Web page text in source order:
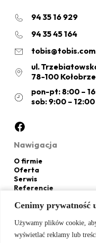
Cenimy prywatność
Używamy plików cookie,
wyświetlać reklamy lub
Cenimy prywatność
Używamy plików cookie,
wyświetlać reklamy lub
94 35 16 929
94 35 45 164
ul.
78-100
pon-pt: 8:00 –
sob: 9:00 – 12:00
Facebook
Nawigacja
O firmie
Oferta
Serwis
Referencje
Kontakt
Nasza oferta